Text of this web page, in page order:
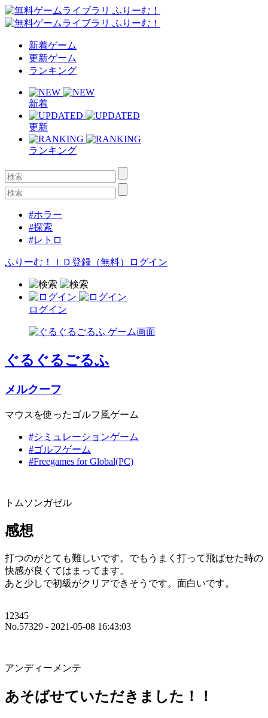
新着ゲーム
更新ゲーム
ランキング
新着
更新
ランキング
#ホラー
#探索
#レトロ
ふりーむ！ＩＤ登録（無料） ログイン
ログイン
ぐるぐるごるふ
メルクーフ
マウスを使ったゴルフ風ゲーム
#シミュレーションゲーム
#ゴルフゲーム
#Freegames for Global(PC)
トムソンガゼル
感想
打つのがとても難しいです。でもうまく打って飛ばせた時の
快感が良くてはまってます。
あと少しで初級がクリアできそうです。面白いです。
12345
No.57329 - 2021-05-08 16:43:03
アンディーメンテ
あそばせていただきました！！